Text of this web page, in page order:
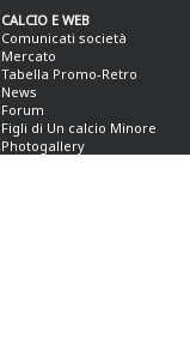
CALCIO E WEB
Comunicati società
Mercato
Tabella Promo-Retro
News
Forum
Figli di Un calcio Minore
Photogallery